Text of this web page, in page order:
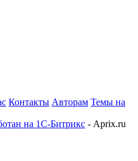
Контакты Авторам Темы на
на 1С-Битрикс - Aprix.ru